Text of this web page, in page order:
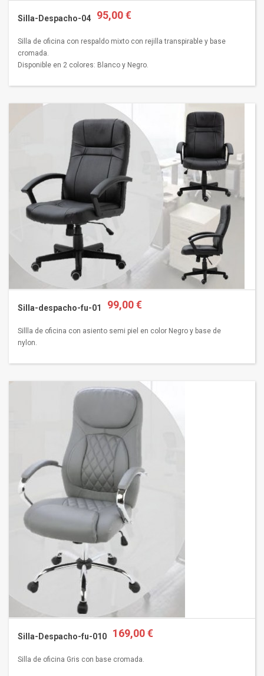
Silla-Despacho-04 95,00 €
Silla de oficina con respaldo mixto con rejilla transpirable y base
cromada.
Disponible en 2 colores: Blanco y Negro.
Silla-despacho-fu-01 99,00 €
Sillla de oficina con asiento semi piel en color Negro y base de
nylon.
Silla-Despacho-fu-010 169,00 €
Silla de oficina Gris con base cromada.